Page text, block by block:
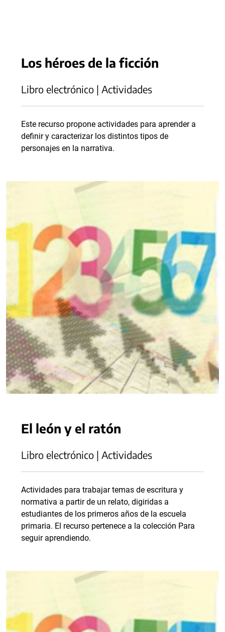
Los héroes de la ficción
Libro electrónico | Actividades
Este recurso propone actividades para aprender a
definir y caracterizar los distintos tipos de
personajes en la narrativa.
El león y el ratón
Libro electrónico | Actividades
Actividades para trabajar temas de escritura y
normativa a partir de un relato, digiridas a
estudiantes de los primeros años de la escuela
primaria. El recurso pertenece a la colección Para
seguir aprendiendo.